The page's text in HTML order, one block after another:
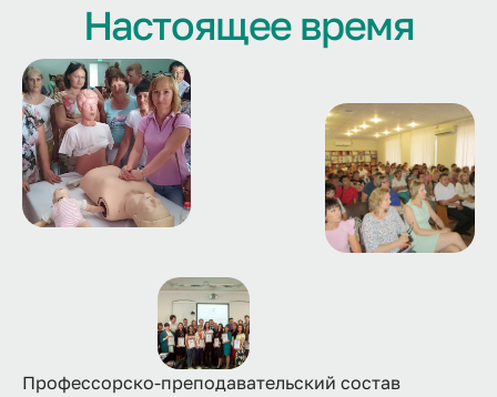
Настоящее время
Профессорско-преподавательский состав